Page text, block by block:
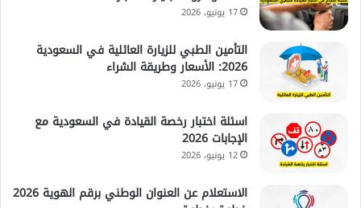
17 يونيو، 2026
التأمين الطبي للزيارة العائلية في السعودية
2026: الأسعار وطريقة الشراء
17 يونيو، 2026
اسئلة اختبار رخصة القيادة في السعودية مع
الإجابات 2026
12 يونيو، 2026
الاستعلام عن العنوان الوطني برقم الهوية 2026